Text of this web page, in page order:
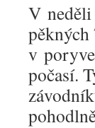
V neděli
pěkných
v
počasí.